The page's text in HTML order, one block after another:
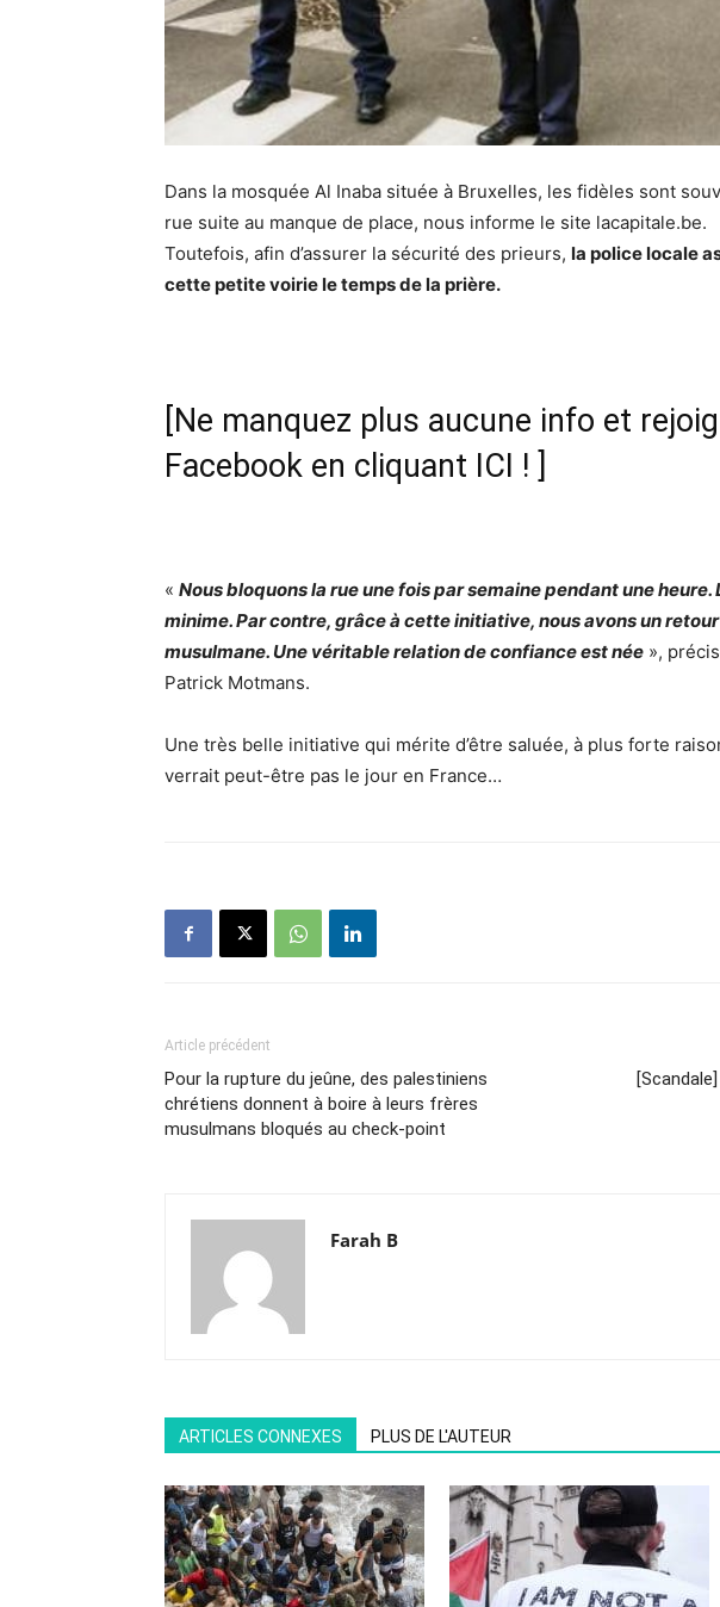
Dans la mosquée Al Inaba située à Bruxelles, les fidèles sont
rue suite au manque de place, nous informe le site lacapitale.be.
Toutefois, afin d’assurer la sécurité des prieurs, la police locale
cette petite voirie le temps de la prière.
[Ne manquez plus aucune info et
Facebook en cliquant ICI !
« Nous bloquons la rue une fois par semaine pendant une
minime. Par contre, grâce à cette initiative, nous avons un
musulmane. Une véritable relation de confiance est née »,
Patrick Motmans.
Une très belle initiative qui mérite d’être saluée, à plus forte
verrait peut-être pas le jour en France…
Article précédent
Pour la rupture du jeûne, des palestiniens
chrétiens donnent à boire à leurs frères
musulmans bloqués au check-point
Farah B
ARTICLES CONNEXES PLUS DE L'AUTEUR